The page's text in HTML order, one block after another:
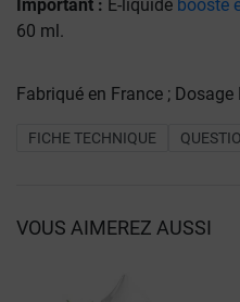
Important : E-liquide boosté
60 ml.
Fabriqué en France ; Dosage
FICHE TECHNIQUE
VOUS AIMEREZ AUSSI